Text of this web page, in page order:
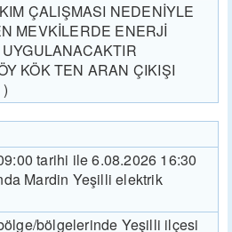
ÇALIŞMASI NEDENİYLE
MEVKİLERDE ENERJİ
KÖK TEN ARAN ÇIKIŞI
tarihi ile 6.08.2026 16:30
Mardin Yeşilli elektrik
bölgelerinde Yeşilli ilçesi